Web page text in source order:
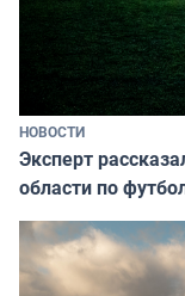
НОВОСТИ
Эксперт
области по